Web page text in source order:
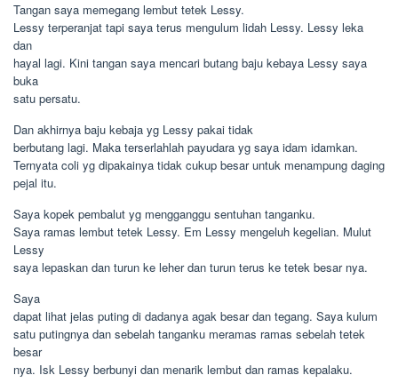
Tangan saya memegang lembut tetek Lessy.
Lessy terperanjat tapi saya terus mengulum lidah Lessy. Lessy leka
dan
hayal lagi. Kini tangan saya mencari butang baju kebaya Lessy saya
buka
satu persatu.
Dan akhirnya baju kebaja yg Lessy pakai tidak
berbutang lagi. Maka terserlahlah payudara yg saya idam idamkan.
Ternyata coli yg dipakainya tidak cukup besar untuk menampung daging
pejal itu.
Saya kopek pembalut yg mengganggu sentuhan tanganku.
Saya ramas lembut tetek Lessy. Em Lessy mengeluh kegelian. Mulut
Lessy
saya lepaskan dan turun ke leher dan turun terus ke tetek besar nya.
Saya
dapat lihat jelas puting di dadanya agak besar dan tegang. Saya kulum
satu putingnya dan sebelah tanganku meramas ramas sebelah tetek
besar
nya. Isk Lessy berbunyi dan menarik lembut dan ramas kepalaku.